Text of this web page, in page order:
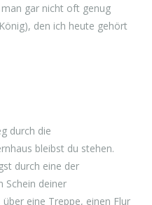
gar nicht oft genug
den ich heute gehört
durch die
bleibst du stehen.
durch eine der
Schein deiner
eine Treppe, einen Flur